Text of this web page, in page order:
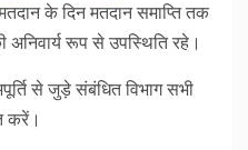
के दिन मतदान समाप्ति तक
रूप से उपस्थिति रहे।
से जुड़े संबंधित विभाग सभी
करें।